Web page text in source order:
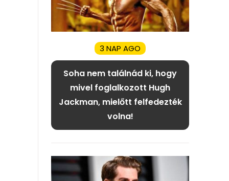
3 NAP AGO
Soha nem találnád ki, hogy
mivel foglalkozott Hugh
Jackman, mielőtt felfedezték
volna!